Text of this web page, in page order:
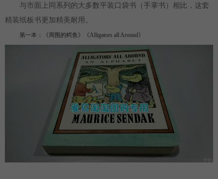
与市面上同系列的大多数平装口袋书（手掌书）相比，这套
精装纸板书更加精美耐用。
第一本：《周围的鳄鱼》《Alligators all Around》